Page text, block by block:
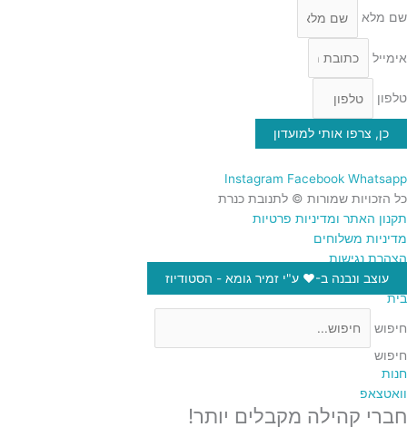
שם מלא
אימייל
טלפון
כן, צרפו אותי למועדון
Instagram Facebook Whatsapp
כל הזכויות שמורות © לתנובת כנרת
תקנון האתר ומדיניות פרטיות
מדיניות משלוחים
הצהרת נגישות
עוצב ונבנה ב-♥︎ ע"י זמיר גומא - הסטודיוז
בית
חיפוש
חיפוש
חנות
וואטצאפ
חברי קהילה מקבלים יותר!